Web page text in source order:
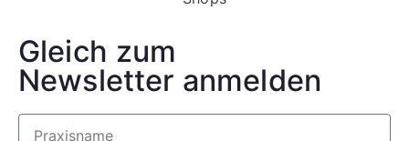
Gleich zum
Newsletter anmelden